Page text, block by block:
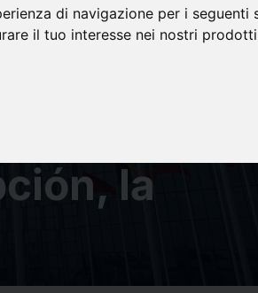
di navigazione per i seguenti
il tuo interesse nei nostri
a la
el
la